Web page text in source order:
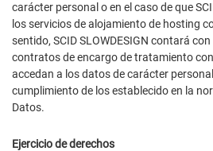
carácter personal o en el caso de que
los servicios de alojamiento de hosting
sentido, SCID SLOWDESIGN contará
contratos de encargo de tratamiento
accedan a los datos de carácter personal
cumplimiento de los establecido en la
Datos.
Ejercicio de derechos